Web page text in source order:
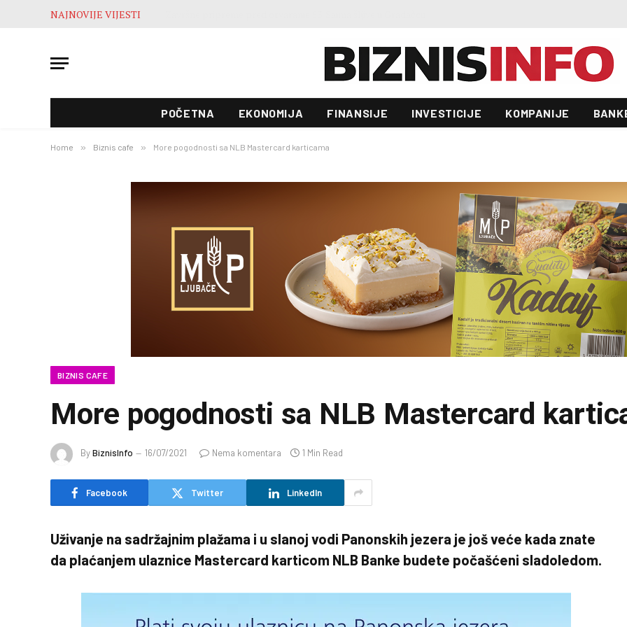
NAJNOVIJE VIJESTI
POČETNA EKONOMIJA FINANSIJE INVESTICIJE KOMPANIJE
Home » Biznis cafe » More pogodnosti sa NLB Mastercard karticama
BIZNIS CAFE
More pogodnosti sa NLB Mastercard
ByBiznisInfo 16/07/2021 Nema komentara 1 Min Read
Facebook Twitter LinkedIn
Uživanje na sadržajnim plažama i u slanoj vodi Panonskih jezera je još veće kada znate
da plaćanjem ulaznice Mastercard karticom NLB Banke budete počašćeni sladoledom.